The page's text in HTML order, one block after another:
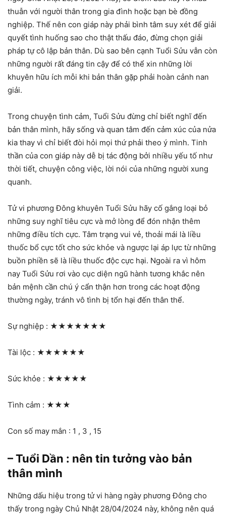
thuẫn với người thân trong gia đình hoặc bạn bè đồng
nghiệp. Thế nên con giáp này phải bình tâm suy xét để giải
quyết tình huống sao cho thật thấu đáo, đừng chọn giải
pháp tự cô lập bản thân. Dù sao bên cạnh Tuổi Sửu vẫn còn
những người rất đáng tin cậy để có thể xin những lời
khuyên hữu ích mỗi khi bản thân gặp phải hoàn cảnh nan
giải.
Trong chuyện tình cảm, Tuổi Sửu đừng chỉ biết nghĩ đến
bản thân mình, hãy sống và quan tâm đến cảm xúc của nửa
kia thay vì chỉ biết đòi hỏi mọi thứ phải theo ý mình. Tinh
thần của con giáp này dễ bị tác động bởi nhiều yếu tố như
thời tiết, chuyện công việc, lời nói của những người xung
quanh.
Tử vi phương Đông khuyên Tuổi Sửu hãy cố gắng loại bỏ
những suy nghĩ tiêu cực và mở lòng để đón nhận thêm
những điều tích cực. Tâm trạng vui vẻ, thoải mái là liều
thuốc bổ cực tốt cho sức khỏe và ngược lại áp lực từ những
buồn phiền sẽ là liều thuốc độc cực hại. Ngoài ra vì hôm
nay Tuổi Sửu rơi vào cục diện ngũ hành tương khắc nên
bản mệnh cần chú ý cẩn thận hơn trong các hoạt động
thường ngày, tránh vô tình bị tổn hại đến thân thể.
Sự nghiệp : ★★★★★★★
Tài lộc : ★★★★★★
Sức khỏe : ★★★★★
Tình cảm : ★★★
Con số may mắn : 1 , 3 , 15
– Tuổi Dần : nên tin tưởng vào bản
thân mình
Những dấu hiệu trong tử vi hàng ngày phương Đông cho
thấy trong ngày Chủ Nhật 28/04/2024 này, không nên quá